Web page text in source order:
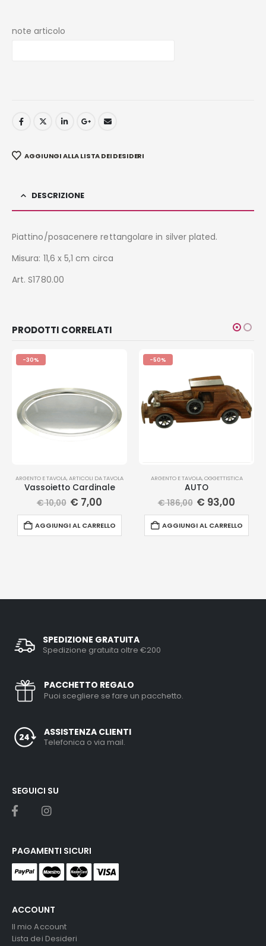
note articolo
AGGIUNGI ALLA LISTA DEI DESIDERI
DESCRIZIONE
Piattino/posacenere rettangolare in silver plated.
Misura: 11,6 x 5,1 cm circa
Art. S1780.00
PRODOTTI CORRELATI
-30%
ARGENTO E TAVOLA,ARTICOLI DA TAVOLA
Vassoietto Cardinale
€10,00 € 7,00
AGGIUNGI AL CARRELLO
-50%
ARGENTO E TAVOLA,OGGETTISTICA
AUTO
€186,00 € 93,00
AGGIUNGI AL CARRELLO
SPEDIZIONE GRATUITA
Spedizione gratuita oltre €200
PACCHETTO REGALO
Puoi scegliere se fare un pacchetto.
ASSISTENZA CLIENTI
Telefonica o via mail.
ACCOUNT
Il mio Account
Lista dei Desideri
SEGUICI SU
PAGAMENTI SICURI